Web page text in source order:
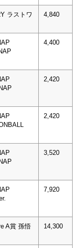
ラストワ
4,840
4,400
2,420
2,420
3,520
7,920
A賞 孫悟
14,300